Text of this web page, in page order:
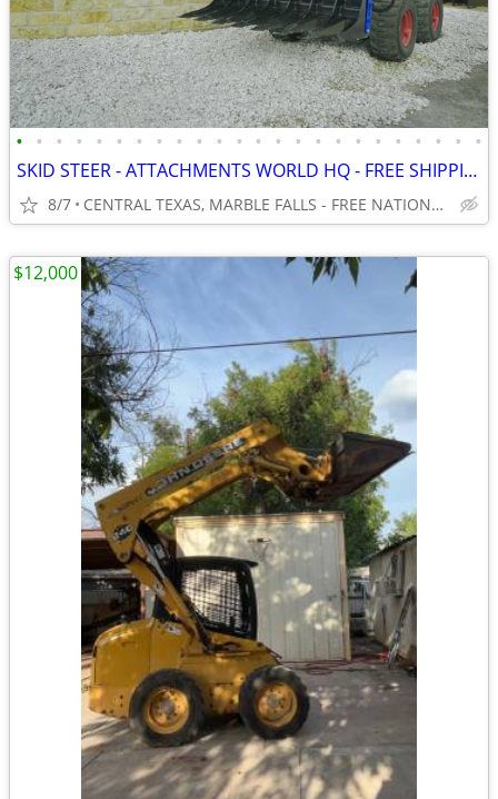
• • • • • • • • • • • • • • • • • • • • • • • •
SKID STEER - ATTACHMENTS WORLD HQ - FREE SHIPPING!!! - WWW.IDIGTX.COM
8/7 CENTRAL TEXAS, MARBLE FALLS - FREE NATIONWIDE SHIPPING!!!
$12,000